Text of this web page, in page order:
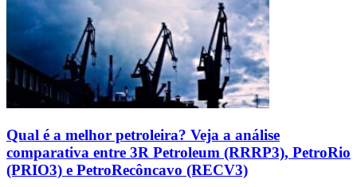
Qual é a melhor petroleira? Veja a análise
comparativa entre 3R Petroleum (RRRP3), PetroRio
(PRIO3) e PetroRecôncavo (RECV3)